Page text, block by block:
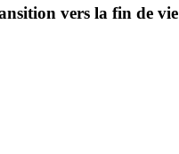
vers la fin de vie